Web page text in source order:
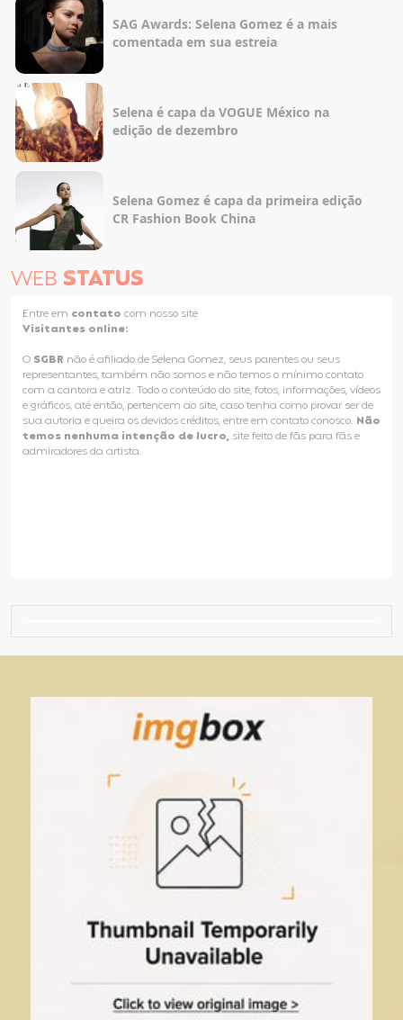
SAG Awards: Selena Gomez é a mais
comentada em sua estreia
Selena é capa da VOGUE México na
edição de dezembro
Selena Gomez é capa da primeira edição
CR Fashion Book China
WEB STATUS
Entre em contato com nosso site
Visitantes online:
O SGBR não é afiliado de Selena Gomez, seus parentes ou seus
representantes, também não somos e não temos o mínimo contato
com a cantora e atriz. Todo o conteúdo do site, fotos, informações, vídeos
e gráficos, até então, pertencem ao site, caso tenha como provar ser de
sua autoria e queira os devidos créditos, entre em contato conosco. Não
temos nenhuma intenção de lucro, site feito de fãs para fãs e
admiradores da artista.